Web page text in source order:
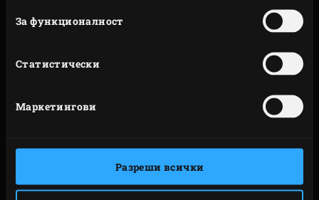
За функционалност
Статистически
Маркетингови
Разреши всички
което те трябва да се затягат през известни периоди
време с вода и сапун е добре за нея и ще я направи